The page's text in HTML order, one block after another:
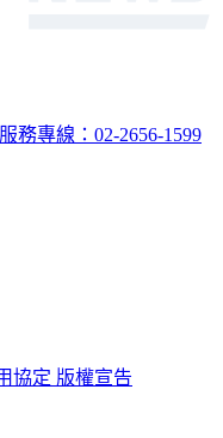
務專線：02-2656-1599
協定 版權宣告